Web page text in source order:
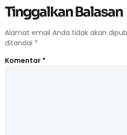
Tinggalkan Balasan
Alamat email Anda tidak akan
ditandai *
Komentar *